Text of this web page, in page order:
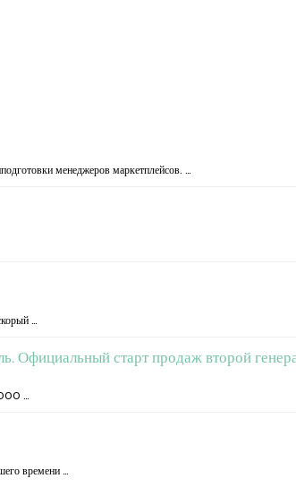
менеджеров маркетплейсов. …
…
Официальный старт продаж второй
…
времени …